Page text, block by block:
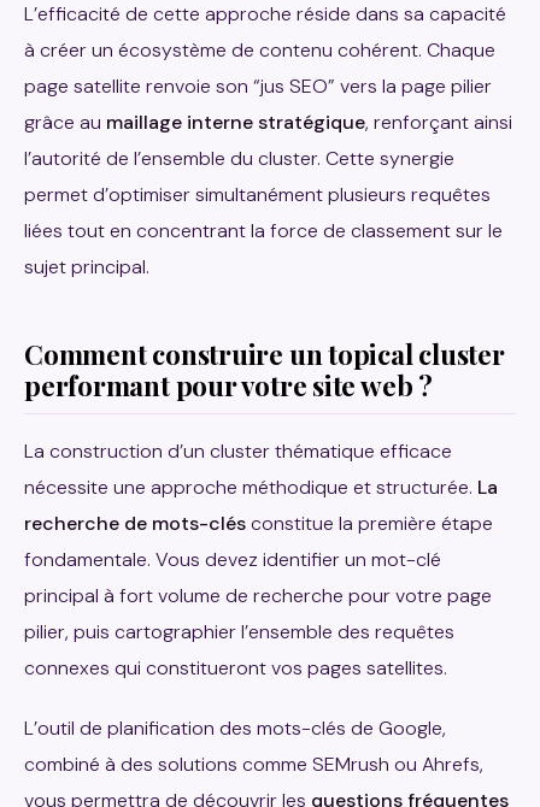
L’efficacité de cette approche réside dans sa capacité
à créer un écosystème de contenu cohérent. Chaque
page satellite renvoie son “jus SEO” vers la page pilier
grâce au maillage interne stratégique, renforçant ainsi
l’autorité de l’ensemble du cluster. Cette synergie
permet d’optimiser simultanément plusieurs requêtes
liées tout en concentrant la force de classement sur le
sujet principal.
Comment construire un topical cluster
performant pour votre site web ?
La construction d’un cluster thématique efficace
nécessite une approche méthodique et structurée. La
recherche de mots-clésconstitue la première étape
fondamentale. Vous devez identifier un mot-clé
principal à fort volume de recherche pour votre page
pilier, puis cartographier l’ensemble des requêtes
connexes qui constitueront vos pages satellites.
L’outil de planification des mots-clés de Google,
combiné à des solutions comme SEMrush ou Ahrefs,
vous permettra de découvrir les questions fréquentes